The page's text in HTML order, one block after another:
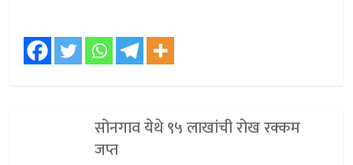
सोनगाव येथे ९५ लाखांची रोख रक्कम
जप्त